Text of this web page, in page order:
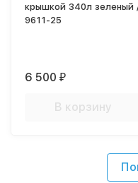
крышкой 340л зеленый
9611-25
6 500₽
В корзину